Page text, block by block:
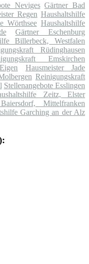
Neviges Gärtner Bad
Regen Haushaltshilfe
Wörthsee Haushaltshilfe
Gärtner Eschenburg
Billerbeck, Westfalen
Rüdinghausen
Emskirchen
Hausmeister Jade
Reinigungskraft
Stellenangebote Esslingen
Zeitz, Elster
Mittelfranken
Garching an der Alz